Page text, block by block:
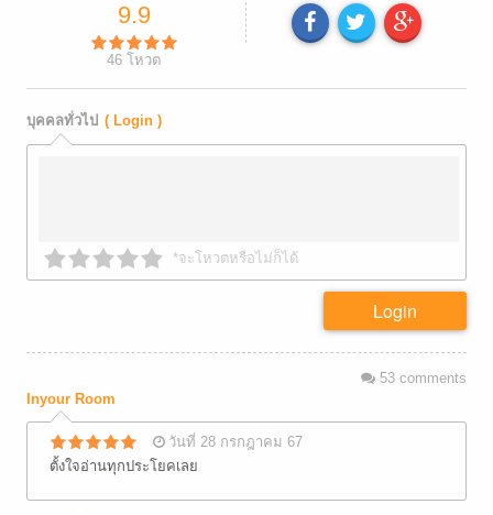
9.9
46 โหวต
บุคคลทั่วไป ( Login )
*จะโหวตหรือไม่ก็ได้
Login
53comments
Inyour Room
วันที่ 28 กรกฎาคม 67
ตั้งใจอ่านทุกประโยคเลย